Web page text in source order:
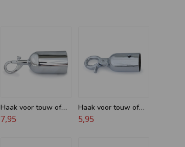
Haak voor touw of
koord - 40 mm -
7,95
Haak voor touw of
koord - 32 mm -
5,95